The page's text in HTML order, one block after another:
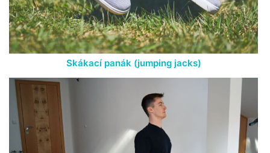
Skákací panák (jumping jacks)